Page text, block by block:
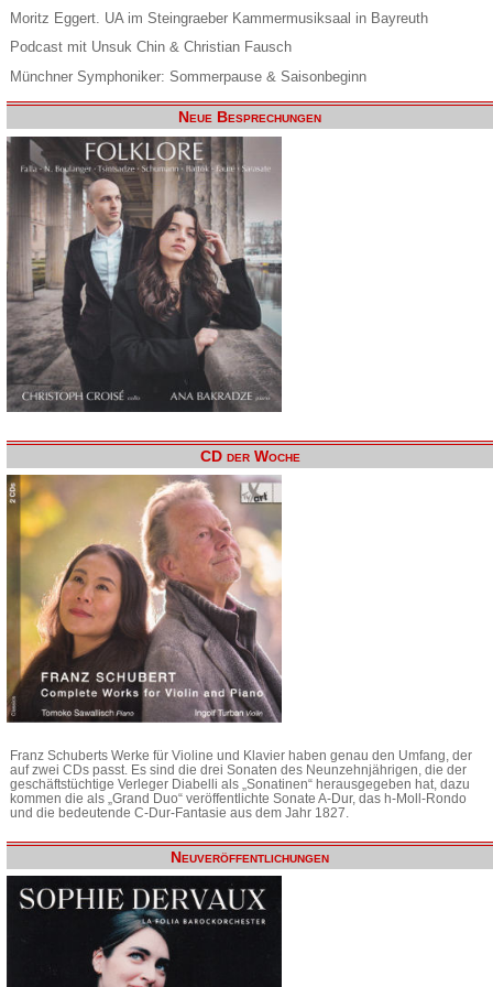
Moritz Eggert. UA im Steingraeber Kammermusiksaal in Bayreuth
Podcast mit Unsuk Chin & Christian Fausch
Münchner Symphoniker: Sommerpause & Saisonbeginn
Neue Besprechungen
CD der Woche
Franz Schuberts Werke für Violine und Klavier haben genau den Umfang, der
auf zwei CDs passt. Es sind die drei Sonaten des Neunzehnjährigen, die der
geschäftstüchtige Verleger Diabelli als „Sonatinen“ herausgegeben hat, dazu
kommen die als „Grand Duo“ veröffentlichte Sonate A-Dur, das h-Moll-Rondo
und die bedeutende C-Dur-Fantasie aus dem Jahr 1827.
Neuveröffentlichungen